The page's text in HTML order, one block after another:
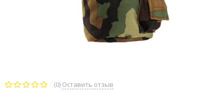
(0) Оставить отзыв